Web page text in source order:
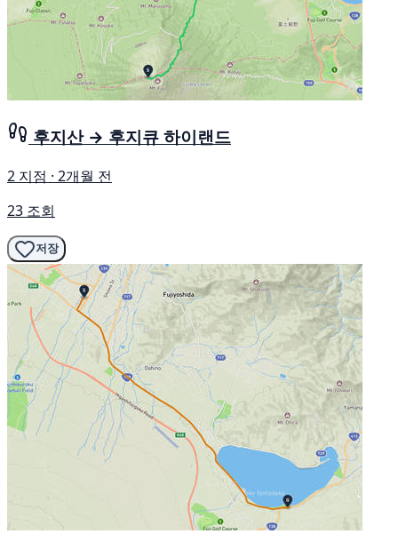
후지산 → 후지큐 하이랜드
2 지점 · 2개월 전
23 조회
저장